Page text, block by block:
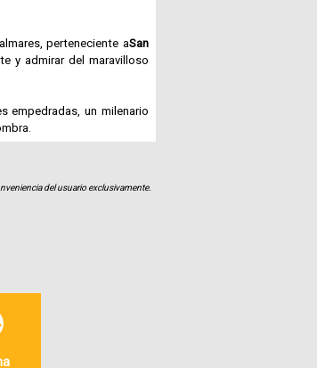
perteneciente aSan
y admirar del maravilloso
empedradas, un milenario
del usuario exclusivamente.